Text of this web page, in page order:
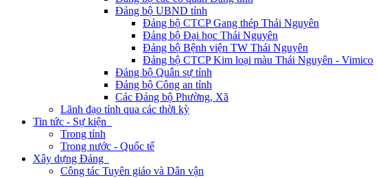
Đảng bộ UBND tỉnh
Đảng bộ CTCP Gang thép Thái Nguyên
Đảng bộ Đại học Thái Nguyên
Đảng bộ Bệnh viện TW Thái Nguyên
Đảng bộ CTCP Kim loại màu Thái Nguyên - Vimico
Đảng bộ Quân sự tỉnh
Đảng bộ Công an tỉnh
Các Đảng bộ Phường, Xã
Lãnh đạo tỉnh qua các thời kỳ
Tin tức - Sự kiện
Trong tỉnh
Trong nước - Quốc tế
Xây dựng Đảng
Công tác Tuyên giáo và Dân vận